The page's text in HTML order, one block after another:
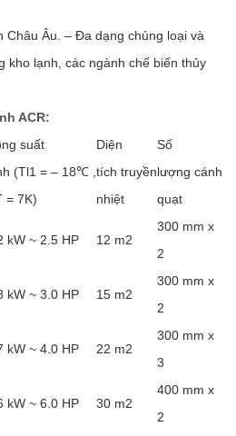
Châu Âu. – Đa dạng chủng loại và
kho lạnh, các ngành chế biến thủy
ACR:
suất
(Tl1 = – 18℃ ,
= 7K)
Diện
tích truyền
nhiệt
Số
lượng cánh
quạt
kW ~ 2.5 HP 12 m2
300 mm x
2
kW ~ 3.0 HP 15 m2
300 mm x
2
kW ~ 4.0 HP 22 m2
300 mm x
3
kW ~ 6.0 HP 30 m2
400 mm x
2